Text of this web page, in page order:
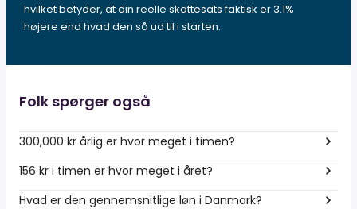
hvilket betyder, at din reelle skattesats faktisk er 3.1%
højere end hvad den så ud til i starten.
Folk spørger også
300,000 kr årlig er hvor meget i timen?
156 kr i timen er hvor meget i året?
Hvad er den gennemsnitlige løn i Danmark?